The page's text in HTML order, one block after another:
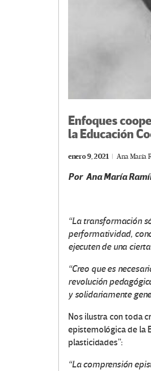
Enfoques
la Educación
enero 9, 2021 Ana María
Por Ana María
“La transformación
performatividad,
ejecuten de una
“Creo que es
revolución
y solidariamente
Nos ilustra con toda
epistemológica de la
plasticidades”:
“La comprensión